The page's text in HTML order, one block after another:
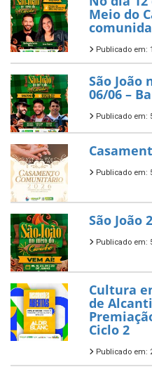
Meio do
Publicado em:
São João
06/06 –
Publicado em:
Publicado em:
São João
Publicado em:
Cultura
de
Ciclo 2
Publicado em: